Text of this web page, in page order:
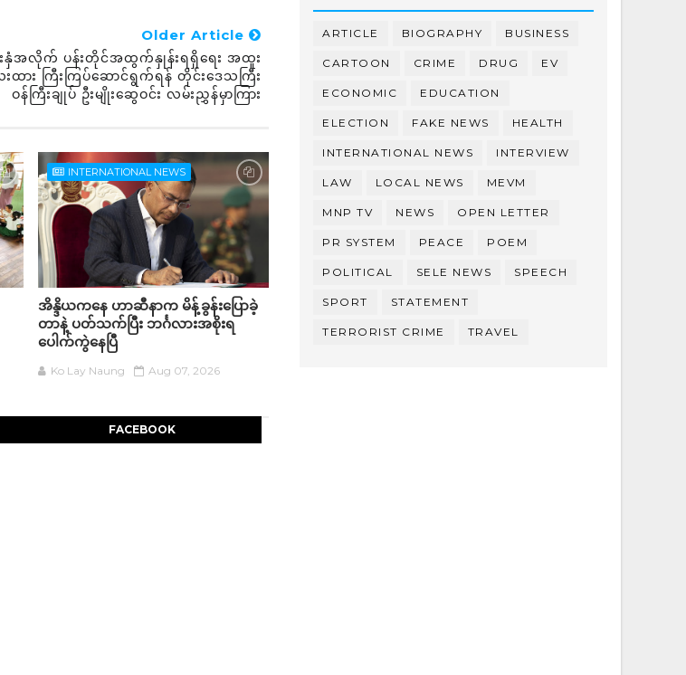
Older Article
နှံအလိုက် ပန်းတိုင်အထွက်နှုန်းရရှိရေး အထူး
ထား ကြီးကြပ်ဆောင်ရွက်ရန် တိုင်းဒေသကြီး
ဝန်ကြီးချုပ် ဦးမျိုးဆွေဝင်း လမ်းညွှန်မှာကြား
INTERNATIONAL NEWS
အိန္ဒိယကနေ ဟာဆီနာက မိန့်ခွန်းပြောခဲ့
တာနဲ့ ပတ်သက်ပြီး ဘင်္ဂလားအစိုးရ
ပေါက်ကွဲနေပြီ
Ko Lay Naung Aug 07, 2026
FACEBOOK
ARTICLE BIOGRAPHY BUSINESS
CARTOON CRIME DRUG EV
ECONOMIC EDUCATION
ELECTION FAKE NEWS HEALTH
INTERNATIONAL NEWS INTERVIEW
LAW LOCAL NEWS MEVM
MNP TV NEWS OPEN LETTER
PR SYSTEM PEACE POEM
POLITICAL SELE NEWS SPEECH
SPORT STATEMENT
TERRORIST CRIME TRAVEL